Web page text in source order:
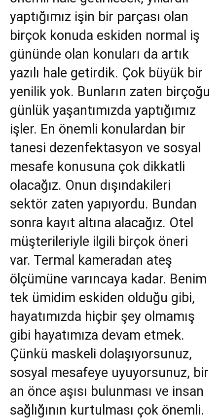
yaptığımız işin bir parçası olan
birçok konuda eskiden normal iş
gününde olan konuları da artık
yazılı hale getirdik. Çok büyük bir
yenilik yok. Bunların zaten birçoğu
günlük yaşantımızda yaptığımız
işler. En önemli konulardan bir
tanesi dezenfektasyon ve sosyal
mesafe konusuna çok dikkatli
olacağız. Onun dışındakileri
sektör zaten yapıyordu. Bundan
sonra kayıt altına alacağız. Otel
müşterileriyle ilgili birçok öneri
var. Termal kameradan ateş
ölçümüne varıncaya kadar. Benim
tek ümidim eskiden olduğu gibi,
hayatımızda hiçbir şey olmamış
gibi hayatımıza devam etmek.
Çünkü maskeli dolaşıyorsunuz,
sosyal mesafeye uyuyorsunuz, bir
an önce aşısı bulunması ve insan
sağlığının kurtulması çok önemli.